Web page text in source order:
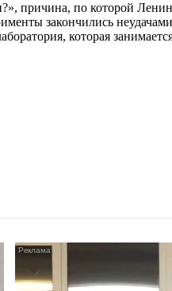
причина, по которой
закончились
которая